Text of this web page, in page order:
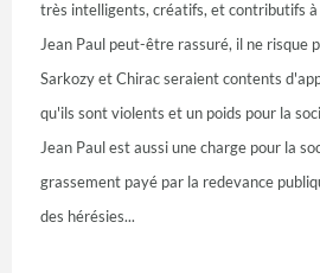
très intelligents, créatifs, et contributifs à
Jean Paul peut-être rassuré, il ne risque
Sarkozy et Chirac seraient contents
qu'ils sont violents et un poids pour la
Jean Paul est aussi une charge pour la
grassement payé par la redevance
des hérésies...